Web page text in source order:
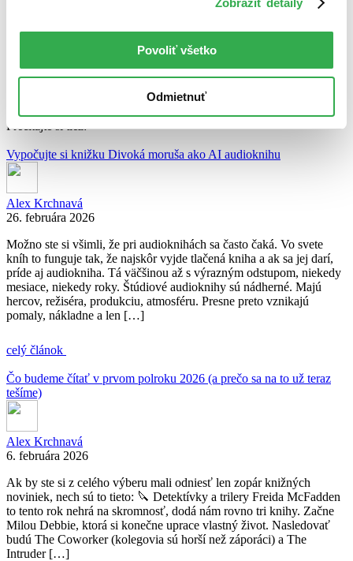
Povoliť všetko
Odmietnuť
ďalšie články autora
Prečítajte si tiež:
Vypočujte si knižku Divoká moruša ako AI audioknihu
Alex Krchnavá
26. februára 2026
Možno ste si všimli, že pri audioknihách sa často čaká. Vo svete
kníh to funguje tak, že najskôr vyjde tlačená kniha a ak sa jej darí,
príde aj audiokniha. Tá väčšinou až s výrazným odstupom, niekedy
mesiace, niekedy roky. Štúdiové audioknihy sú nádherné. Majú
hercov, režiséra, produkciu, atmosféru. Presne preto vznikajú
pomaly, nákladne a len […]
celý článok
Čo budeme čítať v prvom polroku 2026 (a prečo sa na to už teraz
tešíme)
Alex Krchnavá
6. februára 2026
Ak by ste si z celého výberu mali odniesť len zopár knižných
noviniek, nech sú to tieto: 🔪 Detektívky a trilery Freida McFadden
to tento rok nehrá na skromnosť, dodá nám rovno tri knihy. Začne
Milou Debbie, ktorá si konečne uprace vlastný život. Nasledovať
budú The Coworker (kolegovia sú horší než záporáci) a The
Intruder […]